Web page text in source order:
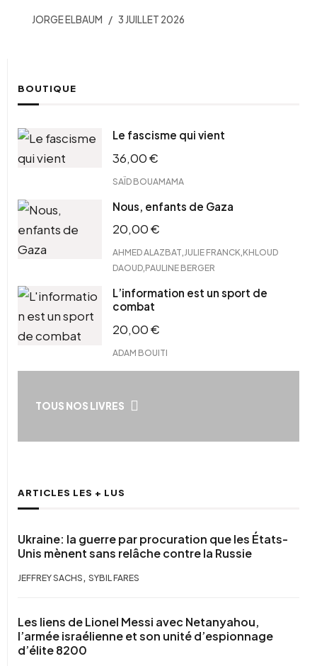
JORGE ELBAUM 3 JUILLET 2026
BOUTIQUE
Le fascisme qui vient
36,00€
SAÏD BOUAMAMA
Nous, enfants de Gaza
20,00€
AHMED ALAZBAT JULIE FRANCK KHLOUD
DAOUD PAULINE BERGER
L’information est un sport de
combat
20,00€
ADAM BOUITI
TOUS NOS LIVRES
ARTICLES LES + LUS
Ukraine: la guerre par procuration que les États-
Unis mènent sans relâche contre la Russie
JEFFREY SACHS , SYBIL FARES
Les liens de Lionel Messi avec Netanyahou,
l’armée israélienne et son unité d’espionnage
d’élite 8200